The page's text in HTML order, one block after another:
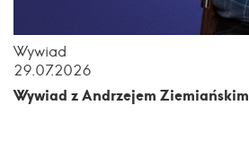
Wywiad
29.07.2026
Wywiad z Andrzejem Ziemiańskim